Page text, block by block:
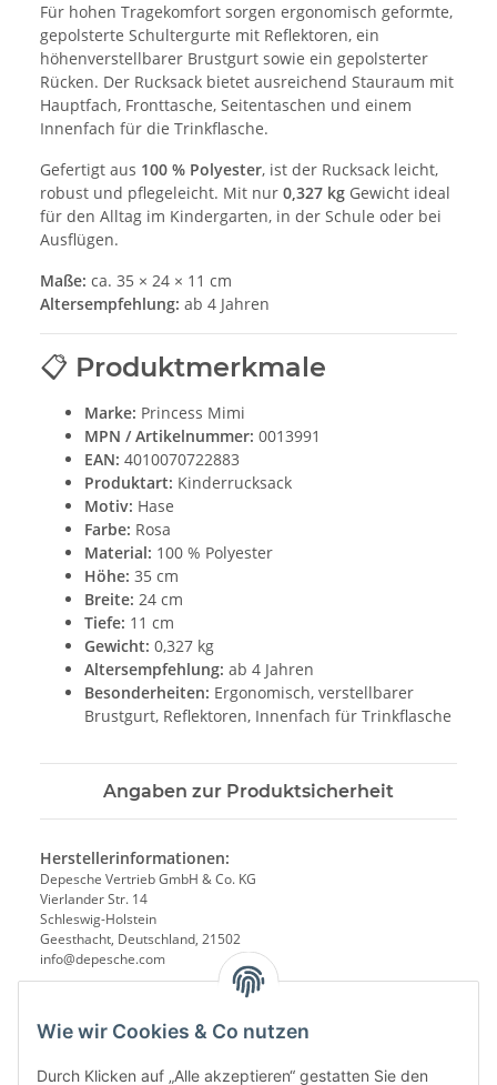
Wie wir Cookies & Co nutzen
Durch Klicken auf „Alle akzeptieren“ gestatten Sie den
Für hohen Tragekomfort sorgen ergonomisch geformte,
gepolsterte Schultergurte mit Reflektoren, ein
höhenverstellbarer Brustgurt sowie ein gepolsterter
Rücken. Der Rucksack bietet ausreichend Stauraum mit
Hauptfach, Fronttasche, Seitentaschen und einem
Innenfach für die Trinkflasche.
Gefertigt aus 100 % Polyester, ist der Rucksack leicht,
robust und pflegeleicht. Mit nur 0,327 kg Gewicht ideal
für den Alltag im Kindergarten, in der Schule oder bei
Ausflügen.
Maße: ca. 35 × 24 × 11 cm
Altersempfehlung: ab 4 Jahren
📋 Produktmerkmale
Marke: Princess Mimi
MPN / Artikelnummer: 0013991
EAN: 4010070722883
Produktart: Kinderrucksack
Motiv: Hase
Farbe: Rosa
Material: 100 % Polyester
Höhe: 35 cm
Breite: 24 cm
Tiefe: 11 cm
Gewicht: 0,327 kg
Altersempfehlung: ab 4 Jahren
Besonderheiten: Ergonomisch, verstellbarer
Brustgurt, Reflektoren, Innenfach für Trinkflasche
Angaben zur Produktsicherheit
Herstellerinformationen:
Depesche Vertrieb GmbH & Co. KG
Vierlander Str. 14
Schleswig-Holstein
Geesthacht, Deutschland, 21502
info@depesche.com